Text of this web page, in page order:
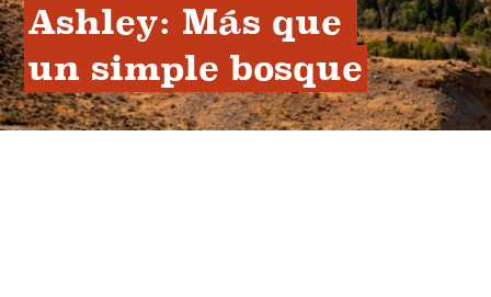
Ashley: Más que
un simple bosque